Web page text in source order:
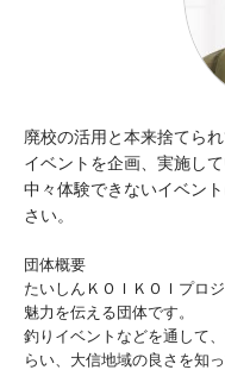
廃校の活用と本来捨てら
イベントを企画、実施して
中々体験できないイベン
さい。
団体概要
たいしんＫＯＩＫＯＩプロ
魅力を伝える団体です。
釣りイベントなどを通して
らい、大信地域の良さを知